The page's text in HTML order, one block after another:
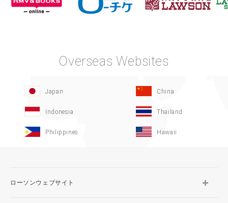
Overseas Websites
Japan China
Indonesia Thailand
Philippines Hawaii
ローソンウェブサイト